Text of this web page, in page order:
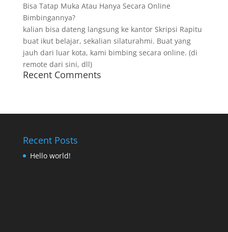
Bisa Tatap Muka Atau Hanya Secara Online
Bimbingannya?
kalian bisa dateng langsung ke kantor Skripsi Rapitu
buat ikut belajar, sekalian silaturahmi. Buat yang
jauh dari luar kota, kami bimbing secara online. (di
remote dari sini, dll)
Recent Comments
Recent Posts
Hello world!